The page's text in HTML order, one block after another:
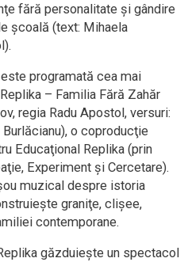
fără personalitate şi gândire
şcoală (text: Mihaela
este programată cea mai
– Familia Fără Zahăr
regia Radu Apostol, versuri:
o coproducţie
Educaţional Replika (prin
Experiment şi Cercetare).
muzical despre istoria
graniţe, clişee,
contemporane.
găzduieşte un spectacol